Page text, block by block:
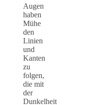
Augen
haben
Mühe
den
Linien
und
Kanten
zu
folgen,
die mit
der
Dunkelheit